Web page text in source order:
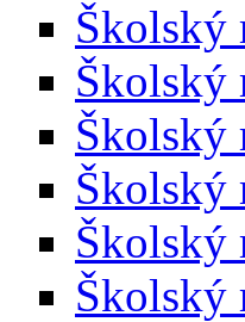
Školský
Školský
Školský
Školský
Školský
Školský